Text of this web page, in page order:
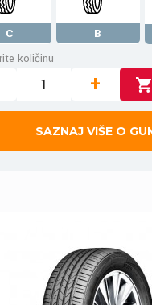
C B
količinu
+
SAZNAJ VIŠE O